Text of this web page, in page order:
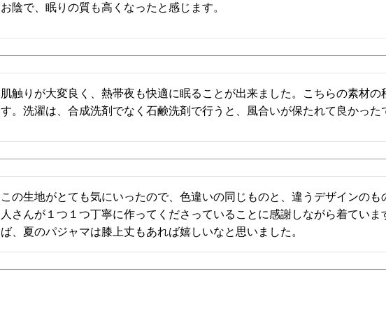
お陰で、眠りの質も高くなったと感じます。
肌触りが大変良く、熱帯夜も快適に眠ることが出来ました。こちらの素材
す。洗濯は、合成洗剤でなく石鹸洗剤で行うと、風合いが保たれて良かった
この生地がとても気にいったので、色違いの同じものと、違うデザインの
人さんが１つ１つ丁寧に作ってくださっていることに感謝しながら着てい
ば、夏のパジャマは膝上丈もあれば嬉しいなと思いました。